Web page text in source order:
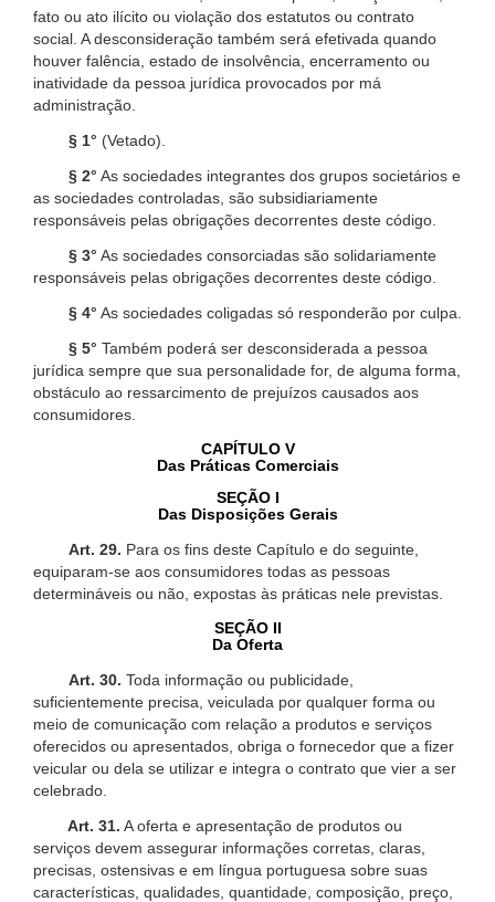
fato ou ato ilícito ou violação dos estatutos ou contrato
social. A desconsideração também será efetivada quando
houver falência, estado de insolvência, encerramento ou
inatividade da pessoa jurídica provocados por má
administração.
§ 1° (Vetado).
§ 2° As sociedades integrantes dos grupos societários e
as sociedades controladas, são subsidiariamente
responsáveis pelas obrigações decorrentes deste código.
§ 3° As sociedades consorciadas são solidariamente
responsáveis pelas obrigações decorrentes deste código.
§ 4° As sociedades coligadas só responderão por culpa.
§ 5° Também poderá ser desconsiderada a pessoa
jurídica sempre que sua personalidade for, de alguma forma,
obstáculo ao ressarcimento de prejuízos causados aos
consumidores.
CAPÍTULO V
Das Práticas Comerciais
SEÇÃO I
Das Disposições Gerais
Art. 29. Para os fins deste Capítulo e do seguinte,
equiparam-se aos consumidores todas as pessoas
determináveis ou não, expostas às práticas nele previstas.
SEÇÃO II
Da Oferta
Art. 30. Toda informação ou publicidade,
suficientemente precisa, veiculada por qualquer forma ou
meio de comunicação com relação a produtos e serviços
oferecidos ou apresentados, obriga o fornecedor que a fizer
veicular ou dela se utilizar e integra o contrato que vier a ser
celebrado.
Art. 31. A oferta e apresentação de produtos ou
serviços devem assegurar informações corretas, claras,
precisas, ostensivas e em língua portuguesa sobre suas
características, qualidades, quantidade, composição, preço,